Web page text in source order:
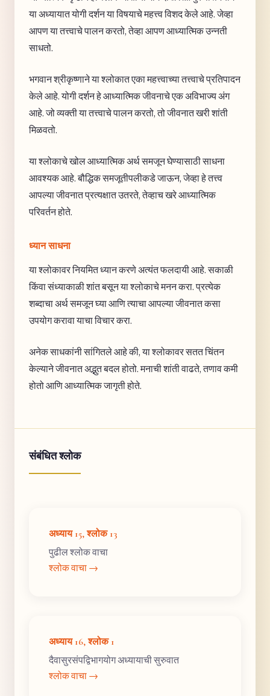
या अध्यायात योगी दर्शन या विषयाचे महत्त्व विशद केले आहे. जेव्हा
आपण या तत्त्वाचे पालन करतो, तेव्हा आपण आध्यात्मिक उन्नती
साधतो.
भगवान श्रीकृष्णाने या श्लोकात एका महत्त्वाच्या तत्त्वाचे प्रतिपादन
केले आहे. योगी दर्शन हे आध्यात्मिक जीवनाचे एक अविभाज्य अंग
आहे. जो व्यक्ती या तत्त्वाचे पालन करतो, तो जीवनात खरी शांती
मिळवतो.
या श्लोकाचे खोल आध्यात्मिक अर्थ समजून घेण्यासाठी साधना
आवश्यक आहे. बौद्धिक समजूतीपलीकडे जाऊन, जेव्हा हे तत्त्व
आपल्या जीवनात प्रत्यक्षात उतरते, तेव्हाच खरे आध्यात्मिक
परिवर्तन होते.
ध्यान साधना
या श्लोकावर नियमित ध्यान करणे अत्यंत फलदायी आहे. सकाळी
किंवा संध्याकाळी शांत बसून या श्लोकाचे मनन करा. प्रत्येक
शब्दाचा अर्थ समजून घ्या आणि त्याचा आपल्या जीवनात कसा
उपयोग करावा याचा विचार करा.
अनेक साधकांनी सांगितले आहे की, या श्लोकावर सतत चिंतन
केल्याने जीवनात अद्भुत बदल होतो. मनाची शांती वाढते, तणाव कमी
होतो आणि आध्यात्मिक जागृती होते.
संबंधित श्लोक
अध्याय 15, श्लोक 13
पुढील श्लोक वाचा
श्लोक वाचा →
अध्याय 16, श्लोक 1
दैवासुरसंपद्विभागयोग अध्यायाची सुरुवात
श्लोक वाचा →